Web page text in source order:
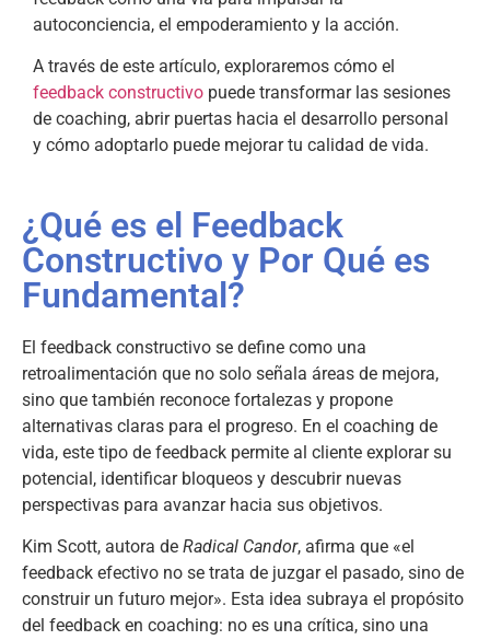
autoconciencia, el empoderamiento y la acción.
A través de este artículo, exploraremos cómo el
feedback constructivo puede transformar las sesiones
de coaching, abrir puertas hacia el desarrollo personal
y cómo adoptarlo puede mejorar tu calidad de vida.
¿Qué es el Feedback
Constructivo y Por Qué es
Fundamental?
El feedback constructivo se define como una
retroalimentación que no solo señala áreas de mejora,
sino que también reconoce fortalezas y propone
alternativas claras para el progreso. En el coaching de
vida, este tipo de feedback permite al cliente explorar su
potencial, identificar bloqueos y descubrir nuevas
perspectivas para avanzar hacia sus objetivos.
Kim Scott, autora de Radical Candor, afirma que «el
feedback efectivo no se trata de juzgar el pasado, sino de
construir un futuro mejor». Esta idea subraya el propósito
del feedback en coaching: no es una crítica, sino una